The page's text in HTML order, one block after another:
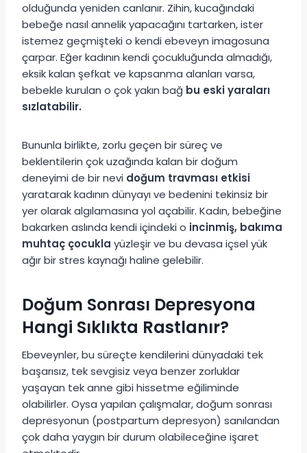
olduğunda yeniden canlanır. Zihin, kucağındaki
bebeğe nasıl annelik yapacağını tartarken, ister
istemez geçmişteki o kendi ebeveyn imagosuna
çarpar. Eğer kadının kendi çocukluğunda almadığı,
eksik kalan şefkat ve kapsanma alanları varsa,
bebekle kurulan o çok yakın bağ bu eski yaraları
sızlatabilir.
Bununla birlikte, zorlu geçen bir süreç ve
beklentilerin çok uzağında kalan bir doğum
deneyimi de bir nevi doğum travması etkisi
yaratarak kadının dünyayı ve bedenini tekinsiz bir
yer olarak algılamasına yol açabilir. Kadın, bebeğine
bakarken aslında kendi içindeki o incinmiş, bakıma
muhtaç çocukla yüzleşir ve bu devasa içsel yük
ağır bir stres kaynağı haline gelebilir.
Doğum Sonrası Depresyona
Hangi Sıklıkta Rastlanır?
Ebeveynler, bu süreçte kendilerini dünyadaki tek
başarısız, tek sevgisiz veya benzer zorluklar
yaşayan tek anne gibi hissetme eğiliminde
olabilirler. Oysa yapılan çalışmalar, doğum sonrası
depresyonun (postpartum depresyon) sanılandan
çok daha yaygın bir durum olabileceğine işaret